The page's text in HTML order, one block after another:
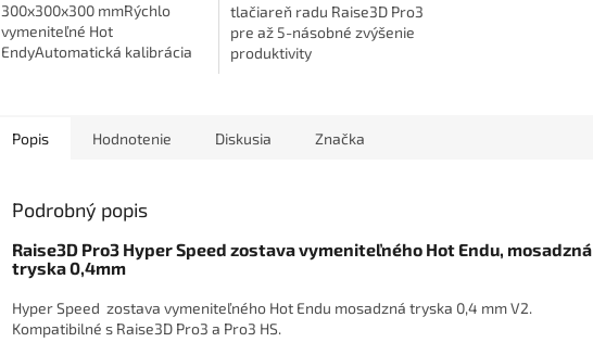
300x300x300 mmRýchlo
vymeniteľné Hot
EndyAutomatická kalibrácia
tlačiareň radu Raise3D Pro3
pre až 5-násobné zvýšenie
produktivity
Popis Hodnotenie Diskusia Značka
Podrobný popis
Raise3D Pro3 Hyper Speed zostava vymeniteľného Hot Endu, mosadzná
tryska 0,4mm
Hyper Speed zostava vymeniteľného Hot Endu mosadzná tryska 0,4 mm V2.
Kompatibilné s Raise3D Pro3 a Pro3 HS.